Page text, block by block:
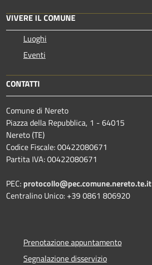
VIVERE IL COMUNE
Luoghi
Eventi
CONTATTI
Comune di Nereto
Piazza della Repubblica, 1 - 64015
Nereto (TE)
Codice Fiscale: 00422080671
Partita IVA: 00422080671
PEC: protocollo@pec.comune.nereto.te.it
Centralino Unico: +39 0861 806920
Prenotazione appuntamento
Segnalazione disservizio